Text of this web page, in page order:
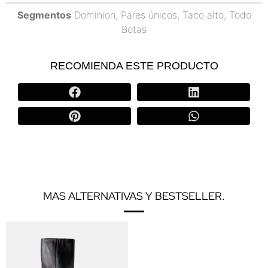
Segmentos Dominion, Pares únicos, Taco alto, Todo
Botas
RECOMIENDA ESTE PRODUCTO
MAS ALTERNATIVAS Y BESTSELLER.